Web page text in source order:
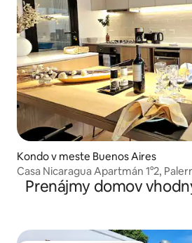
Kondo v meste Buenos Aires
Casa Nicaragua Apartmán 1°2,
Prenájmy domov